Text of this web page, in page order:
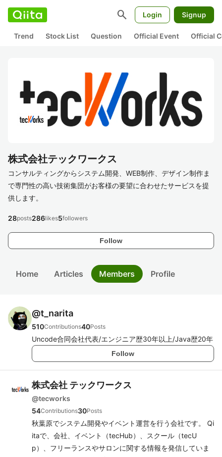
search Login Signup
Trend Stock List Question Official Event Official
株式会社テックワークス
コンサルティングからシステム開発、WEB制作、デザイン制作ま
で専門性の高い技術集団がお客様の要望に合わせたサービスを提
供します。
Follow
28posts286likes5followers
Home Articles Members Profile
@t_narita
510Contributions40Posts
Uncode合同会社代表/エンジニア歴30年以上/Java歴20年
Follow
株式会社 テックワークス
@tecworks
54Contributions30Posts
秋葉原でシステム開発やイベント運営を行う会社です。 Qi
itaで、会社、イベント（tecHub）、スクール（tecU
p）、フリーランスやサロンに関する情報を発信していま